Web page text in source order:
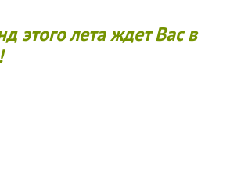
этого лета ждет Вас в